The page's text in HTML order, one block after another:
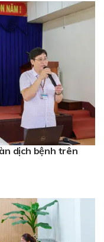
dịch bệnh trên